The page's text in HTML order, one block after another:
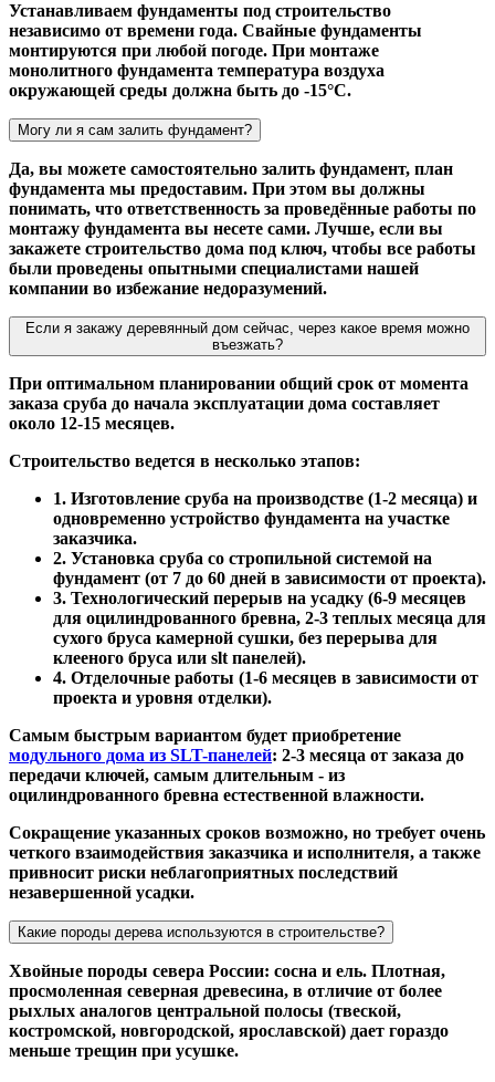
Устанавливаем фундаменты под строительство
независимо от времени года. Свайные фундаменты
монтируются при любой погоде. При монтаже
монолитного фундамента температура воздуха
окружающей среды должна быть до -15°С.
Могу ли я сам залить фундамент?
Да, вы можете самостоятельно залить фундамент, план
фундамента мы предоставим. При этом вы должны
понимать, что ответственность за проведённые работы по
монтажу фундамента вы несете сами. Лучше, если вы
закажете строительство дома под ключ, чтобы все работы
были проведены опытными специалистами нашей
компании во избежание недоразумений.
Если я закажу деревянный дом сейчас, через какое время можно
въезжать?
При оптимальном планировании общий срок от момента
заказа сруба до начала эксплуатации дома составляет
около 12-15 месяцев.
Строительство ведется в несколько этапов:
1. Изготовление сруба на производстве (1-2 месяца) и
одновременно устройство фундамента на участке
заказчика.
2. Установка сруба со стропильной системой на
фундамент (от 7 до 60 дней в зависимости от проекта).
3. Технологический перерыв на усадку (6-9 месяцев
для оцилиндрованного бревна, 2-3 теплых месяца для
сухого бруса камерной сушки, без перерыва для
клееного бруса или slt панелей).
4. Отделочные работы (1-6 месяцев в зависимости от
проекта и уровня отделки).
Самым быстрым вариантом будет приобретение
модульного дома из SLT-панелей: 2-3 месяца от заказа до
передачи ключей, самым длительным - из
оцилиндрованного бревна естественной влажности.
Сокращение указанных сроков возможно, но требует очень
четкого взаимодействия заказчика и исполнителя, а также
привносит риски неблагоприятных последствий
незавершенной усадки.
Какие породы дерева используются в строительстве?
Хвойные породы севера России: сосна и ель. Плотная,
просмоленная северная древесина, в отличие от более
рыхлых аналогов центральной полосы (твеской,
костромской, новгородской, ярославской) дает гораздо
меньше трещин при усушке.